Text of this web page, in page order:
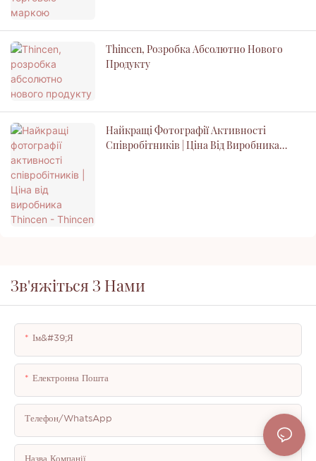
Thincen, Розробка Абсолютно Нового
Продукту
Найкращі Фотографії Активності
Співробітників | Ціна Від Виробника
Зв'яжіться З Нами
Ім&#39;я
Електронна Пошта
Телефон/WhatsApp
Назва Компанії